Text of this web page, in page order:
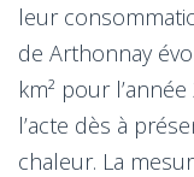
leur
de Arthonnay
km² pour
l’acte dès à
chaleur. La